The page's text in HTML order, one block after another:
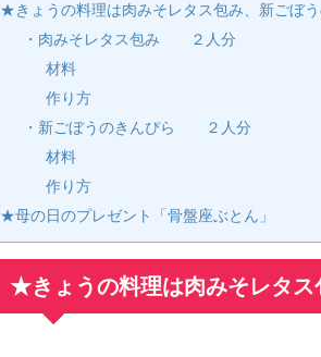
★きょうの料理は肉みそレタス包み、新ごぼ
・肉みそレタス包み ２人分
材料
作り方
・新ごぼうのきんぴら ２人分
材料
作り方
★母の日のプレゼント「骨盤座ぶとん」
★きょうの料理は肉みそレタス